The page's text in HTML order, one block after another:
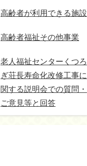
高齢者が利用できる施設
高齢者福祉その他事業
老人福祉センターくつろ
ぎ荘長寿命化改修工事に
関する説明会での質問・
ご意見等と回答